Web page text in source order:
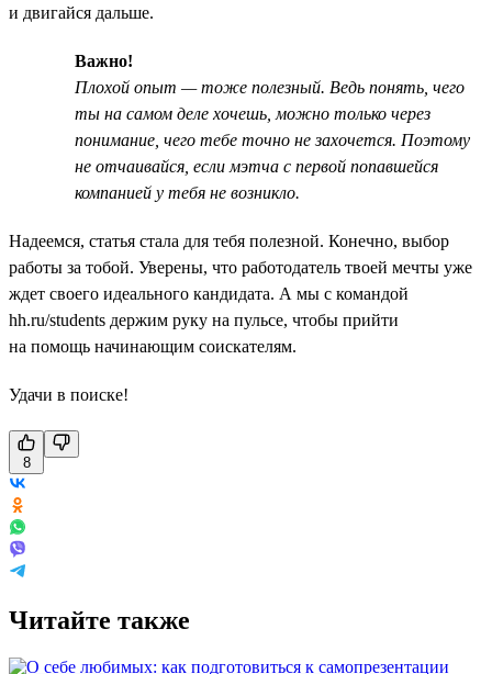
и двигайся дальше.
Важно!
Плохой опыт — тоже полезный. Ведь понять, чего
ты на самом деле хочешь, можно только через
понимание, чего тебе точно не захочется. Поэтому
не отчаивайся, если мэтча с первой попавшейся
компанией у тебя не возникло.
Надеемся, статья стала для тебя полезной. Конечно, выбор
работы за тобой. Уверены, что работодатель твоей мечты уже
ждет своего идеального кандидата. А мы с командой
hh.ru/students держим руку на пульсе, чтобы прийти
на помощь начинающим соискателям.
Удачи в поиске!
8
Читайте также